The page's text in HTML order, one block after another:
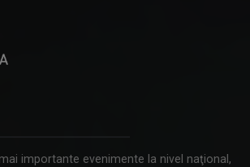
importante evenimente la nivel naţional,